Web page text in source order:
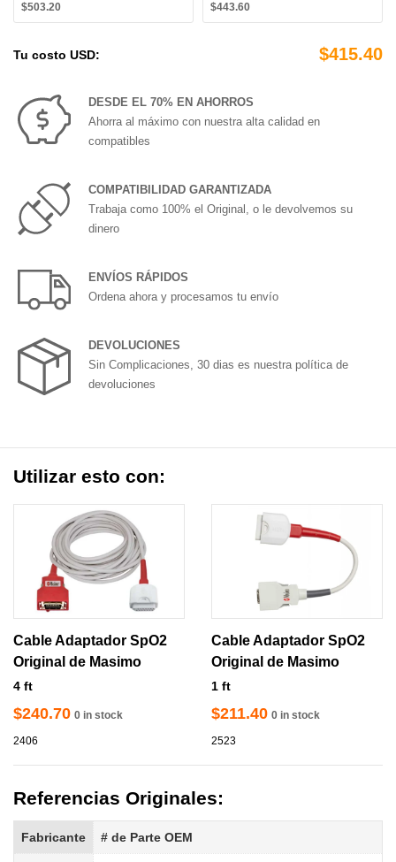
$503.20
$443.60
Tu costo USD: $415.40
DESDE EL 70% EN AHORROS
Ahorra al máximo con nuestra alta calidad en
compatibles
COMPATIBILIDAD GARANTIZADA
Trabaja como 100% el Original, o le devolvemos su
dinero
ENVÍOS RÁPIDOS
Ordena ahora y procesamos tu envío
DEVOLUCIONES
Sin Complicaciones, 30 dias es nuestra política de
devoluciones
Utilizar esto con:
Cable Adaptador SpO2
Original de Masimo
4 ft
$240.70 0 in stock
2406
Cable Adaptador SpO2
Original de Masimo
1 ft
$211.40 0 in stock
2523
Referencias Originales:
Fabricante # de Parte OEM